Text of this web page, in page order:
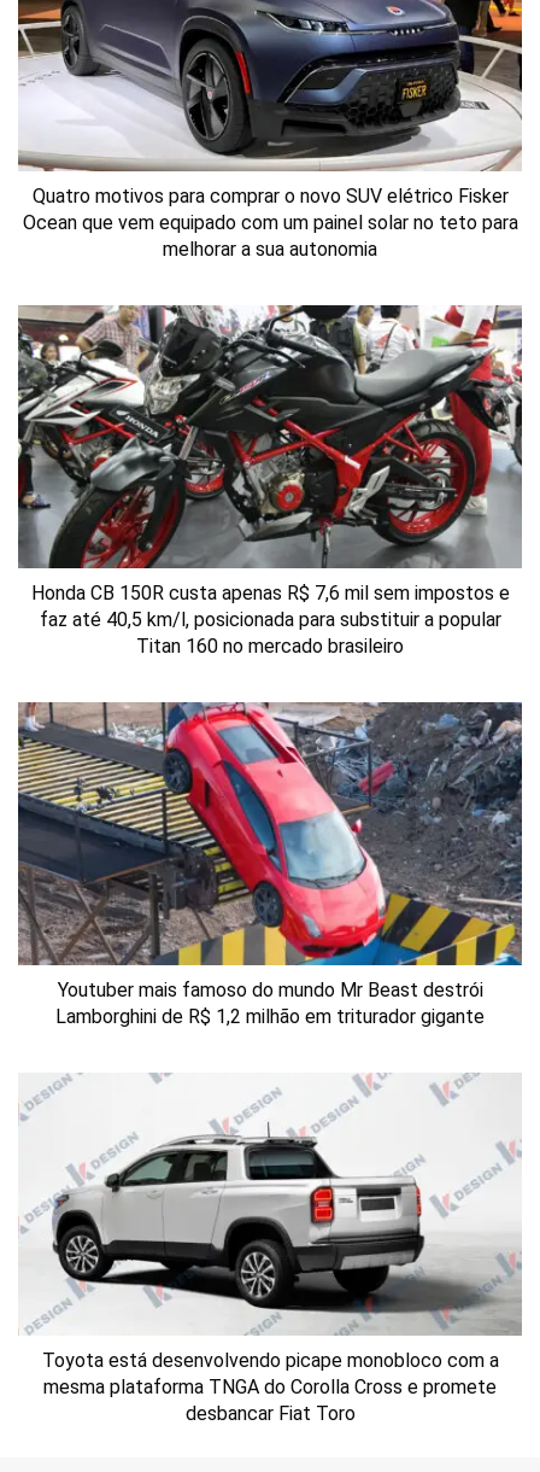
Quatro motivos para comprar o novo SUV elétrico Fisker
Ocean que vem equipado com um painel solar no teto para
melhorar a sua autonomia
Honda CB 150R custa apenas R$ 7,6 mil sem impostos e
faz até 40,5 km/l, posicionada para substituir a popular
Titan 160 no mercado brasileiro
Youtuber mais famoso do mundo Mr Beast destrói
Lamborghini de R$ 1,2 milhão em triturador gigante
Toyota está desenvolvendo picape monobloco com a
mesma plataforma TNGA do Corolla Cross e promete
desbancar Fiat Toro